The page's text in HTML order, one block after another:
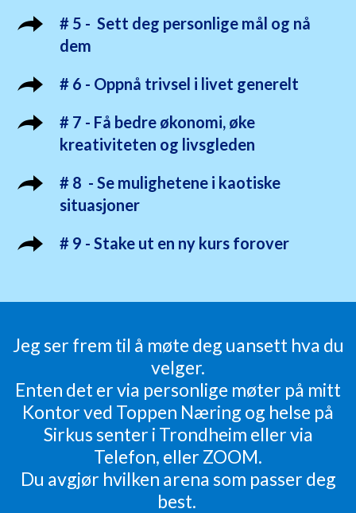
# 5 - Sett deg personlige mål og nå
dem
# 6 - Oppnå trivsel i livet generelt
# 7 - Få bedre økonomi, øke
kreativiteten og livsgleden
# 8 - Se mulighetene i kaotiske
situasjoner
# 9 - Stake ut en ny kurs forover
Jeg ser frem til å møte deg uansett hva du
velger.
Enten det er via personlige møter på mitt
Kontor ved Toppen Næring og helse på
Sirkus senter i Trondheim eller via
Telefon, eller ZOOM.
Du avgjør hvilken arena som passer deg
best.